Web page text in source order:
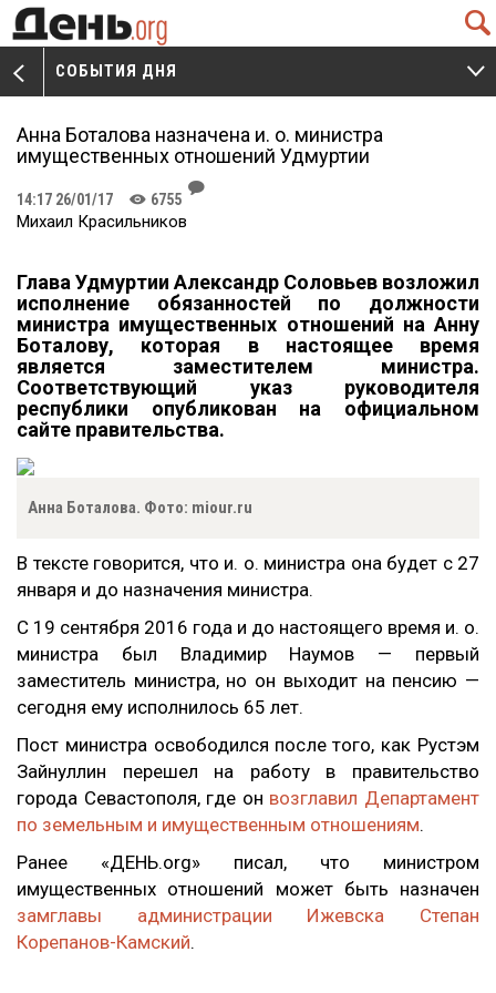
Q
V
СОБЫТИЯ ДНЯ
W
Анна Боталова назначена и. о. министра
имущественных отношений Удмуртии
14:17 26/01/17 K 6755
J
Михаил Красильников
Глава Удмуртии Александр Соловьев возложил
исполнение обязанностей по должности
министра имущественных отношений на Анну
Боталову, которая в настоящее время
является заместителем министра.
Соответствующий указ руководителя
республики опубликован на официальном
сайте правительства.
Анна Боталова. Фото: miour.ru
В тексте говорится, что и. о. министра она будет с 27
января и до назначения министра.
С 19 сентября 2016 года и до настоящего время и. о.
министра был Владимир Наумов — первый
заместитель министра, но он выходит на пенсию —
сегодня ему исполнилось 65 лет.
Пост министра освободился после того, как Рустэм
Зайнуллин перешел на работу в правительство
города Севастополя, где он возглавил Департамент
по земельным и имущественным отношениям.
Ранее «ДЕНЬ.org» писал, что министром
имущественных отношений может быть назначен
замглавы администрации Ижевска Степан
Корепанов-Камский.